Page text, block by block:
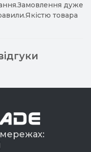
дуже
товара